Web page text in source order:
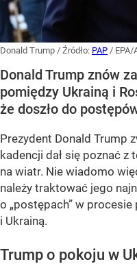
Donald Trump / Źródło: PAP / EPA/
Donald Trump znów
pomiędzy Ukrainą i
że doszło do
Prezydent Donald Trump
kadencji dał się poznać z
na wiatr. Nie wiadomo
należy traktować jego
o „postępach” w
i Ukrainą.
Trump o pokoju w